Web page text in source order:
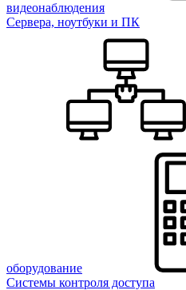
видеонаблюдения
Сервера, ноутбуки и ПК
оборудование
Системы контроля доступа